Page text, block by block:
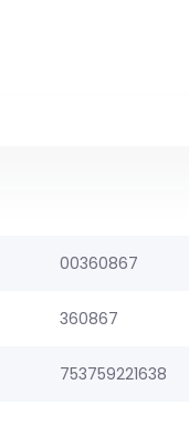
00360867
360867
753759221638